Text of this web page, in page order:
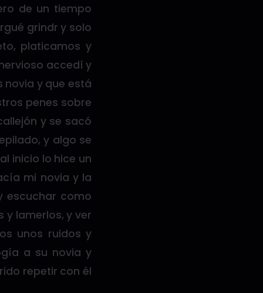
de un tiempo
grindr y solo
platicamos y
accedí y
y que está
penes sobre
y se sacó
y algo se
inicio lo hice un
mi novia y la
escuchar como
y lamerlos, y ver
unos ruidos y
a su novia y
repetir con él